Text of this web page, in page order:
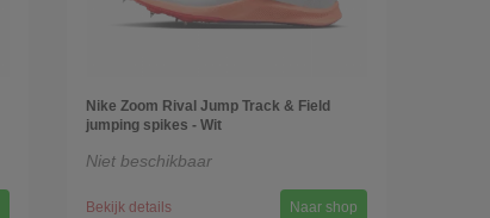
Nike Zoom Rival Jump Track & Field
jumping spikes - Wit
Niet beschikbaar
Bekijk details Naar shop